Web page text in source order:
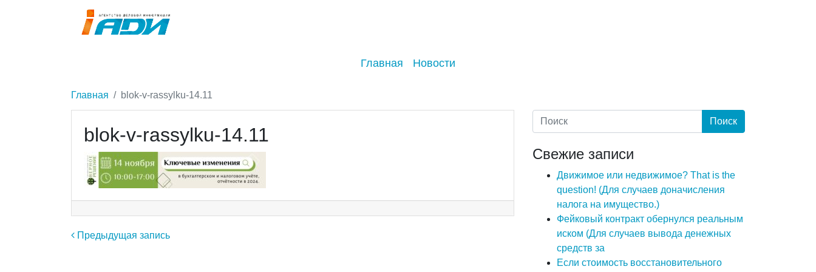
Главная Новости
Главная blok-v-rassylku-14.11
blok-v-rassylku-14.11
Навигация по записям
Предыдущая запись
Свежие записи
Движимое или недвижимое? That is the
question! (Для случаев доначисления
налога на имущество.)
Фейковый контракт обернулся реальным
иском (Для случаев вывода денежных
средств за
Если стоимость восстановительного